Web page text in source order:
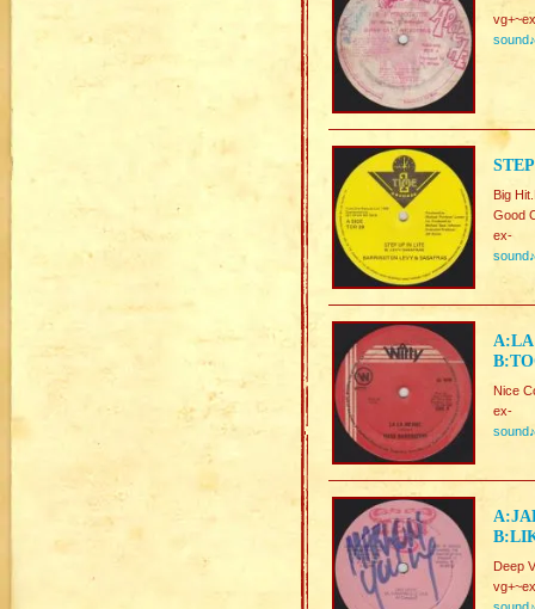
sound♪
Big
Good
ex-
sound♪
A:LA
Nice
ex-
sound♪
Deep